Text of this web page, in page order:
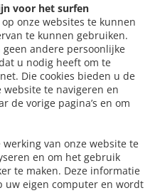
voor het surfen
onze websites te kunnen
te kunnen gebruiken.
geen andere persoonlijke
u nodig heeft om te
Die cookies bieden u de
te navigeren en
de vorige pagina’s en om
van onze website te
en om het gebruik
te maken. Deze informatie
uw eigen computer en wordt